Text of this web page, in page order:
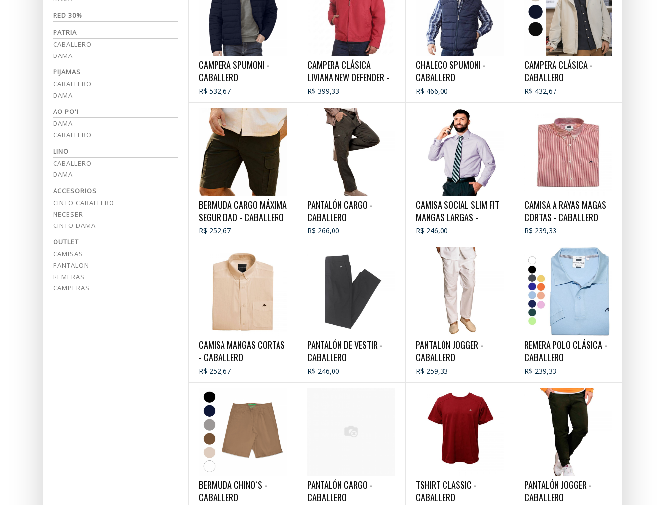
RED 30%
PATRIA
CABALLERO
DAMA
PIJAMAS
CABALLERO
DAMA
AO PO'I
DAMA
CABALLERO
LINO
CABALLERO
DAMA
ACCESORIOS
CINTO CABALLERO
NECESER
CINTO DAMA
OUTLET
CAMISAS
PANTALON
REMERAS
CAMPERAS
CAMPERA SPUMONI -
CABALLERO
R$ 532,67
CAMPERA CLÁSICA
LIVIANA NEW DEFENDER -
CABALLERO
R$ 399,33
CHALECO SPUMONI -
CABALLERO
R$ 466,00
CAMPERA CLÁSICA -
CABALLERO
R$ 432,67
BERMUDA CARGO MÁXIMA
SEGURIDAD - CABALLERO
R$ 252,67
PANTALÓN CARGO -
CABALLERO
R$ 266,00
CAMISA SOCIAL SLIM FIT
MANGAS LARGAS -
CABALLERO
R$ 246,00
CAMISA A RAYAS MAGAS
CORTAS - CABALLERO
R$ 239,33
CAMISA MANGAS CORTAS
- CABALLERO
R$ 252,67
PANTALÓN DE VESTIR -
CABALLERO
R$ 246,00
PANTALÓN JOGGER -
CABALLERO
R$ 259,33
REMERA POLO CLÁSICA -
CABALLERO
R$ 239,33
BERMUDA CHINO´S -
CABALLERO
PANTALÓN CARGO -
CABALLERO
TSHIRT CLASSIC -
CABALLERO
PANTALÓN JOGGER -
CABALLERO